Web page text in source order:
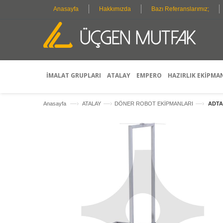
Anasayfa Hakkımızda Bazı Referanslarımız;
İMALAT GRUPLARI ATALAY EMPERO HAZIRLIK
Anasayfa —› ATALAY —› DÖNER ROBOT EKİPMANLARI —›